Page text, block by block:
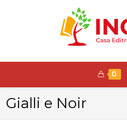
0
Gialli e Noir